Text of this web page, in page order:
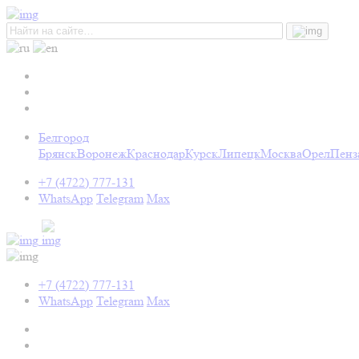
Белгород
БрянскВоронежКраснодарКурскЛипецкМоскваОрел
+7 (4722) 777-131
WhatsApp Telegram Max
+7 (4722) 777-131
WhatsApp Telegram Max